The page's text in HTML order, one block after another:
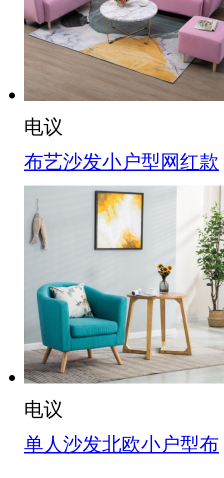
电议
布艺沙发小户型网红款
电议
单人沙发北欧小户型布